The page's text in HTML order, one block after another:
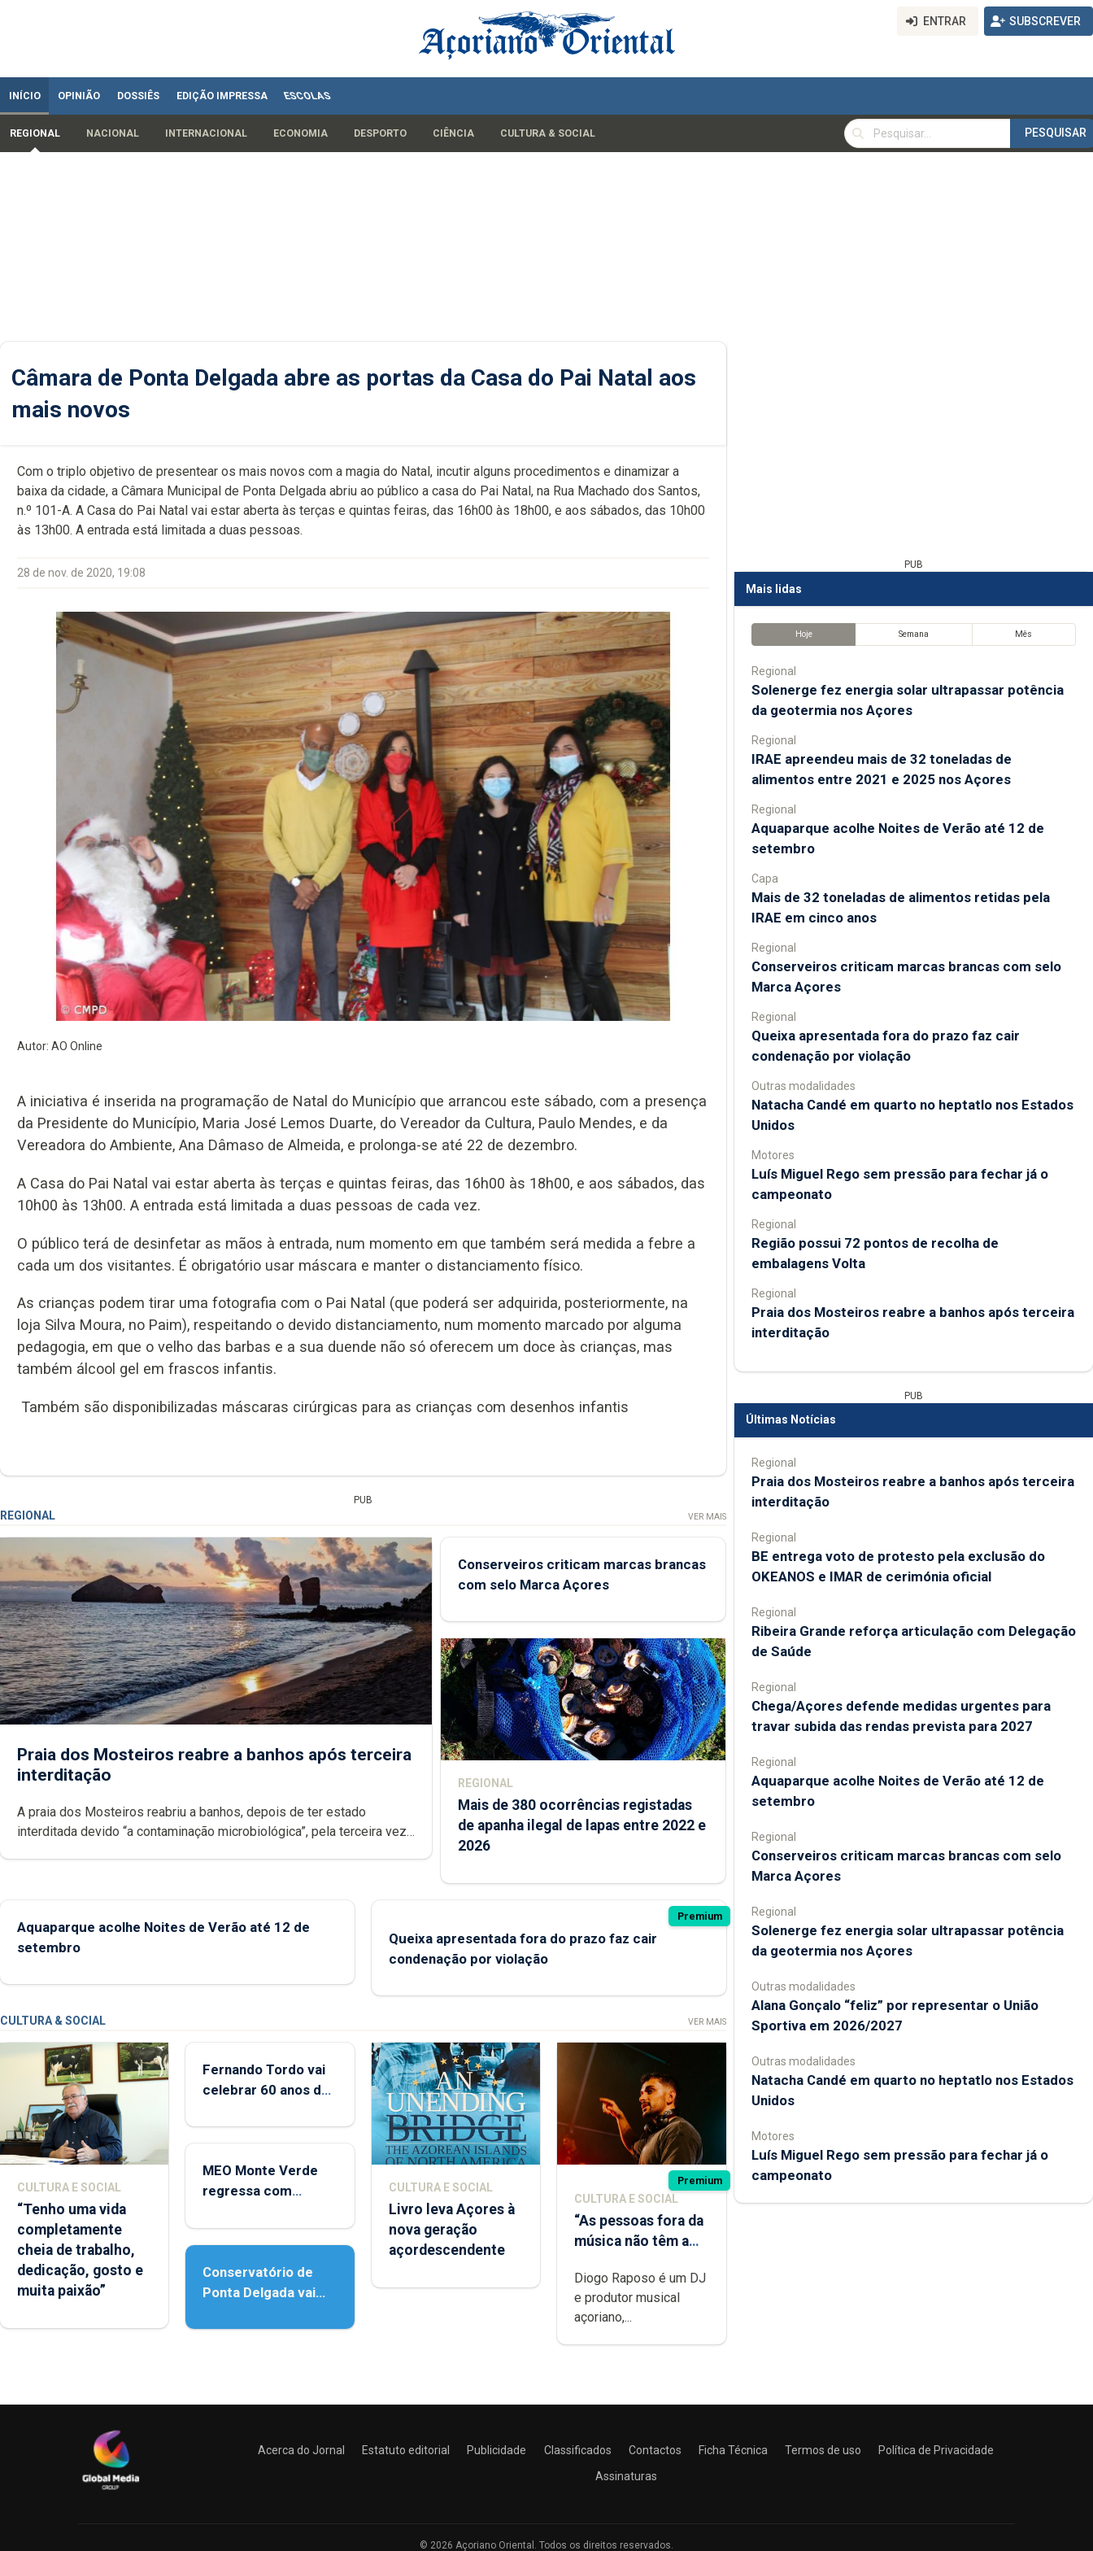
ENTRAR SUBSCREVER
INÍCIO OPINIÃO DOSSIÊS EDIÇÃO IMPRESSA ESCOLAS
REGIONAL NACIONAL INTERNACIONAL ECONOMIA DESPORTO CIÊNCIA CULTURA & SOCIAL
PESQUISAR
PESQUISAR
Câmara de Ponta Delgada abre as portas da Casa do Pai Natal aos
mais novos
Com o triplo objetivo de presentear os mais novos com a magia do Natal, incutir alguns procedimentos e dinamizar a
baixa da cidade, a Câmara Municipal de Ponta Delgada abriu ao público a casa do Pai Natal, na Rua Machado dos Santos,
n.º 101-A. A Casa do Pai Natal vai estar aberta às terças e quintas feiras, das 16h00 às 18h00, e aos sábados, das 10h00
às 13h00. A entrada está limitada a duas pessoas.
28 de nov. de 2020, 19:08
Autor: AO Online
A iniciativa é inserida na programação de Natal do Município que arrancou este sábado, com a presença
da Presidente do Município, Maria José Lemos Duarte, do Vereador da Cultura, Paulo Mendes, e da
Vereadora do Ambiente, Ana Dâmaso de Almeida, e prolonga-se até 22 de dezembro.
A Casa do Pai Natal vai estar aberta às terças e quintas feiras, das 16h00 às 18h00, e aos sábados, das
10h00 às 13h00. A entrada está limitada a duas pessoas de cada vez.
O público terá de desinfetar as mãos à entrada, num momento em que também será medida a febre a
cada um dos visitantes. É obrigatório usar máscara e manter o distanciamento físico.
As crianças podem tirar uma fotografia com o Pai Natal (que poderá ser adquirida, posteriormente, na
loja Silva Moura, no Paim), respeitando o devido distanciamento, num momento marcado por alguma
pedagogia, em que o velho das barbas e a sua duende não só oferecem um doce às crianças, mas
também álcool gel em frascos infantis.
Também são disponibilizadas máscaras cirúrgicas para as crianças com desenhos infantis
PUB
REGIONAL VER MAIS
Praia dos Mosteiros reabre a banhos após terceira
interditação
A praia dos Mosteiros reabriu a banhos, depois de ter estado
interditada devido “a contaminação microbiológica”, pela terceira vez
Conserveiros criticam marcas brancas
com selo Marca Açores
REGIONAL
Mais de 380 ocorrências registadas
de apanha ilegal de lapas entre 2022 e
2026
Aquaparque acolhe Noites de Verão até 12 de
setembro
Premium
Queixa apresentada fora do prazo faz cair
condenação por violação
CULTURA & SOCIAL VER MAIS
CULTURA E SOCIAL
“Tenho uma vida
completamente
cheia de trabalho,
dedicação, gosto e
muita paixão”
Fernando Tordo vai
celebrar 60 anos de
Micaelense
MEO Monte Verde
regressa com
acessibilidade
Conservatório de
Ponta Delgada vai
instrumentos
CULTURA E SOCIAL
Livro leva Açores à
nova geração
açordescendente
Premium
CULTURA E SOCIAL
“As pessoas fora da
música não têm a
difícil é produzir
uma música”
Diogo Raposo é um DJ
e produtor musical
açoriano,...
PUB
Mais lidas
Hoje Semana Mês
Regional
Solenerge fez energia solar ultrapassar potência
da geotermia nos Açores
Regional
IRAE apreendeu mais de 32 toneladas de
alimentos entre 2021 e 2025 nos Açores
Regional
Aquaparque acolhe Noites de Verão até 12 de
setembro
Capa
Mais de 32 toneladas de alimentos retidas pela
IRAE em cinco anos
Regional
Conserveiros criticam marcas brancas com selo
Marca Açores
Regional
Queixa apresentada fora do prazo faz cair
condenação por violação
Outras modalidades
Natacha Candé em quarto no heptatlo nos Estados
Unidos
Motores
Luís Miguel Rego sem pressão para fechar já o
campeonato
Regional
Região possui 72 pontos de recolha de
embalagens Volta
Regional
Praia dos Mosteiros reabre a banhos após terceira
interditação
PUB
Últimas Notícias
Regional
Praia dos Mosteiros reabre a banhos após terceira
interditação
Regional
BE entrega voto de protesto pela exclusão do
OKEANOS e IMAR de cerimónia oficial
Regional
Ribeira Grande reforça articulação com Delegação
de Saúde
Regional
Chega/Açores defende medidas urgentes para
travar subida das rendas prevista para 2027
Regional
Aquaparque acolhe Noites de Verão até 12 de
setembro
Regional
Conserveiros criticam marcas brancas com selo
Marca Açores
Regional
Solenerge fez energia solar ultrapassar potência
da geotermia nos Açores
Outras modalidades
Alana Gonçalo “feliz” por representar o União
Sportiva em 2026/2027
Outras modalidades
Natacha Candé em quarto no heptatlo nos Estados
Unidos
Motores
Luís Miguel Rego sem pressão para fechar já o
campeonato
Acerca do Jornal Estatuto editorial Publicidade Classificados Contactos Ficha Técnica Termos de uso
Política de Privacidade
Assinaturas
© 2026 Açoriano Oriental. Todos os direitos reservados.